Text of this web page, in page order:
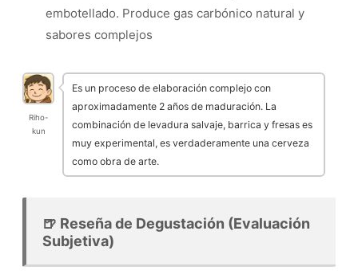
embotellado. Produce gas carbónico natural y
sabores complejos
Riho-
kun
Es un proceso de elaboración complejo con
aproximadamente 2 años de maduración. La
combinación de levadura salvaje, barrica y fresas es
muy experimental, es verdaderamente una cerveza
como obra de arte.
🍺 Reseña de Degustación (Evaluación
Subjetiva)